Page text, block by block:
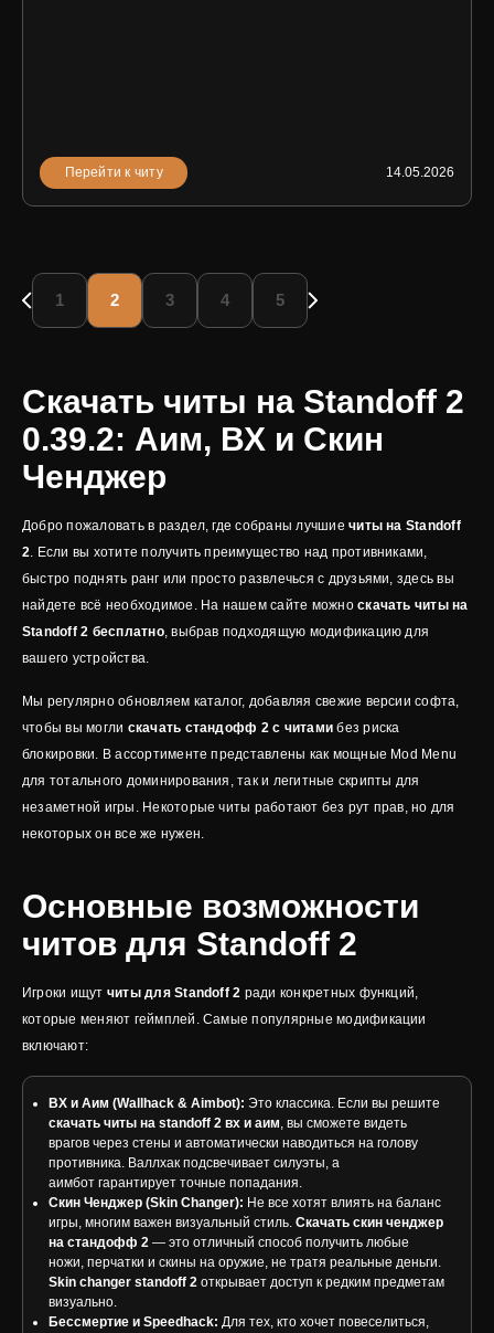
Перейти к читу 14.05.2026
1 2 3 4 5
Скачать читы на Standoff 2
0.39.2: Аим, ВХ и Скин
Ченджер
Добро пожаловать в раздел, где собраны лучшиечиты на Standoff
2 . Если вы хотите получить преимущество над противниками,
быстро поднять ранг или просто развлечься с друзьями, здесь вы
найдете всё необходимое. На нашем сайте можноскачать читы на
Standoff 2 бесплатно, выбрав подходящую модификацию для
вашего устройства.
Мы регулярно обновляем каталог, добавляя свежие версии софта,
чтобы вы могли скачать стандофф 2 с читами без риска
блокировки. В ассортименте представлены как мощные Mod Menu
для тотального доминирования, так и легитные скрипты для
незаметной игры. Некоторые читы работают без рут прав, но для
некоторых он все же нужен.
Основные возможности
читов для Standoff 2
Игроки ищут читы для Standoff 2 ради конкретных функций,
которые меняют геймплей. Самые популярные модификации
включают:
ВХ и Аим (Wallhack & Aimbot): Это классика. Если вы решите
скачать читы на standoff 2 вх и аим, вы сможете видеть
врагов через стены и автоматически наводиться на голову
противника. Валлхак подсвечивает силуэты, а
аимбот гарантирует точные попадания.
Скин Ченджер (Skin Changer): Не все хотят влиять на баланс
игры, многим важен визуальный стиль. Скачать скин ченджер
на стандофф 2— это отличный способ получить любые
ножи, перчатки и скины на оружие, не тратя реальные деньги.
Skin changer standoff 2открывает доступ к редким предметам
визуально.
Бессмертие и Speedhack: Для тех, кто хочет повеселиться,